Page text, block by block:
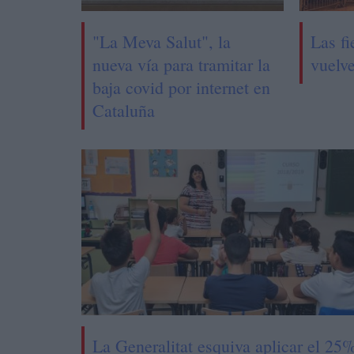
"La Meva Salut", la
nueva vía para tramitar la
baja covid por internet en
Cataluña
Las
La Generalitat esquiva aplicar el